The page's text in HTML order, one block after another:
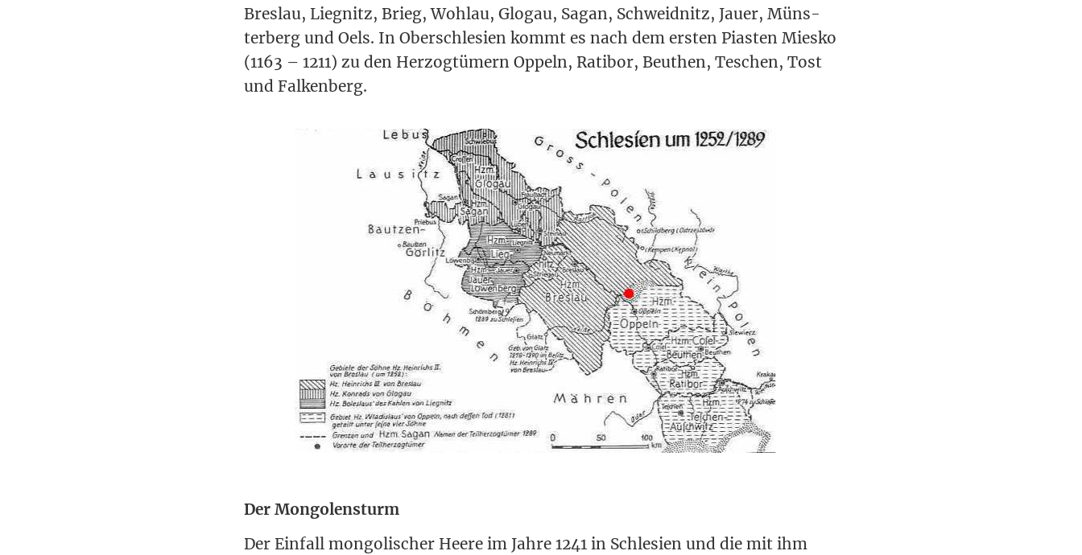
Bres­lau, Lie­gnitz, Brieg, Wohl­au, Glo­gau, Sagan, Schweid­nitz, Jau­er, Müns­
ter­berg und Oels. In Ober­schle­si­en kommt es nach dem ers­ten Pias­ten Mies­ko
(1163 – 1211) zu den Her­zog­tü­mern Oppeln, Rati­bor, Beu­then, Teschen, Tost
und Falkenberg.
Der Mongolensturm
Der Ein­fall mon­go­li­scher Hee­re im Jah­re 1241 in Schle­si­en und die mit ihm